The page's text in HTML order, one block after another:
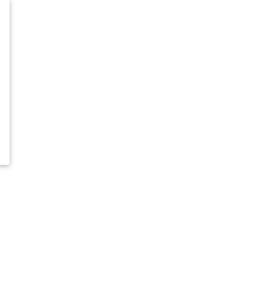
from 2023 and is in excellent
without extension) or temporary